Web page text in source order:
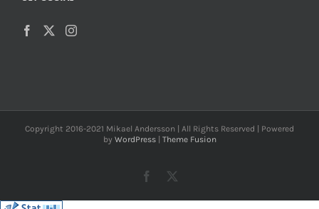
Copyright 2016-2021 Mikael Andersson | All Rights Reserved | Powered
by WordPress| Theme Fusion
Facebook